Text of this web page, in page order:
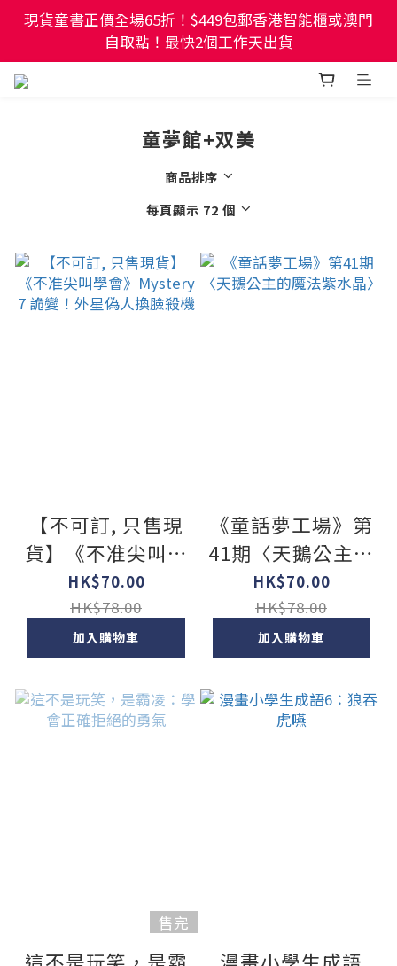
現貨童書正價全場65折！$449包郵香港智能櫃或澳門
自取點！最快2個工作天出貨
現貨童書正價全場65折！$449包郵香港智能櫃或澳門
自取點！最快2個工作天出貨
幼稚園及小學試卷/練習📚任選3件85折🌟5件75折
現貨童書正價全場65折！$449包郵香港智能櫃或澳門
自取點！最快2個工作天出貨
童夢館+双美
商品排序
每頁顯示 72 個
【不可訂, 只售現
貨】《不准尖叫學
會》Mystery 7 詭
變！外星偽人換臉
殺機
HK$70.00
HK$78.00
加入購物車
《童話夢工場》第
41期〈天鵝公主的
魔法紫水晶〉
HK$70.00
HK$78.00
加入購物車
售完